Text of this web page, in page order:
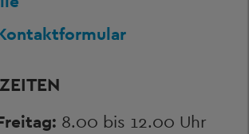
8.00 bis 12.00 Uhr